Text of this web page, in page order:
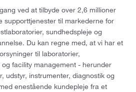
ved at tilbyde over 2,6 millioner
supporttjenester til markederne for
sundhedspleje og
Du kan regne med, at vi har et
til laboratorier,
facility management - herunder
udstyr, instrumenter, diagnostik og
enestående kundepleje fra et